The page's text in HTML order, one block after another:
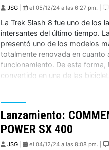
JSG el 05/12/24 a las 6:27 pm. |
La Trek Slash 8 fue uno de los
intersantes del último tiempo.
presentó uno de los modelos
totalmente renovada en cuanto
funcionamiento. De esta forma,
convertido en una de las
Lanzamiento:
POWER SX 400
JSG el 04/12/24 a las 8:08 pm. |